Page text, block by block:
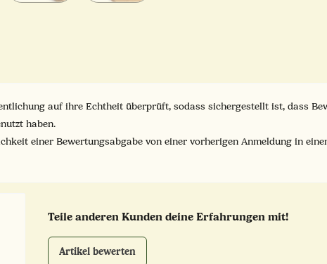
auf ihre Echtheit überprüft, sodass sichergestellt ist, dass
haben.
einer Bewertungsabgabe von einer vorherigen Anmeldung in
Teile anderen Kunden deine Erfahrungen mit!
Artikel bewerten